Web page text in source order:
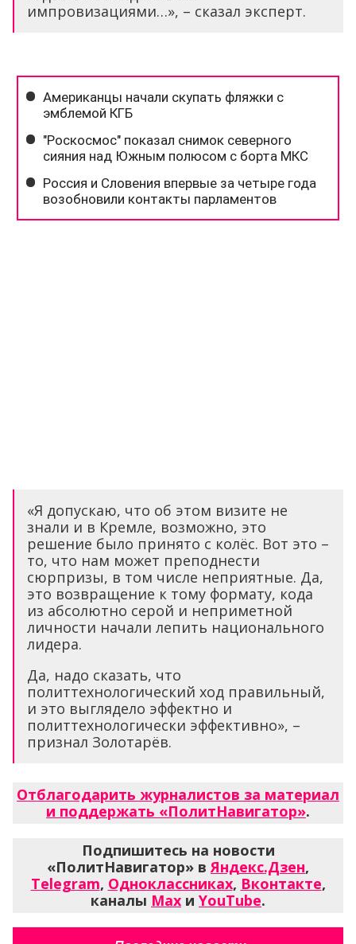
импровизациями…», – сказал эксперт.
«Я допускаю, что об этом визите не
знали и в Кремле, возможно, это
решение было принято с колёс. Вот это –
то, что нам может преподнести
сюрпризы, в том числе неприятные. Да,
это возвращение к тому формату, кода
из абсолютно серой и неприметной
личности начали лепить национального
лидера.
Да, надо сказать, что
политтехнологический ход правильный,
и это выглядело эффектно и
политтехнологически эффективно», –
признал Золотарёв.
Отблагодарить журналистов за материал
и поддержать «ПолитНавигатор».
Подпишитесь на новости
«ПолитНавигатор» вЯндекс.Дзен,
Telegram, Одноклассниках, Вконтакте,
каналы Max и YouTube.